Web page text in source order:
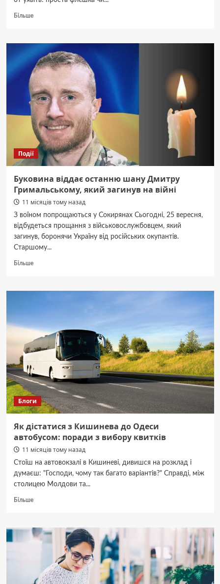
БільшеДокладніше
продукція
замовлення:
як
правильно
обрати
стиль
та
дизайн
Події
Буковина віддає останню шану Дмитру
Гримальському, який загинув на війні
11 місяців тому назад
З воїном попрощаються у Сокирянах Сьогодні, 25 вересня,
відбудеться прощання з військовослужбовцем, який
загинув, боронячи Україну від російських окупантів.
Старшому...
БільшеДокладніше
віддає
Гримальському,
який
загинув
війні
Блоги
Як дістатися з Кишинева до Одеси
автобусом: поради з вибору квитків
11 місяців тому назад
Стоїш на автовокзалі в Кишиневі, дивишся на розклад і
думаєш: "Господи, чому так багато варіантів?" Справді, між
столицею Молдови та...
БільшеДокладніше
дістатися
з
автобусом:
поради